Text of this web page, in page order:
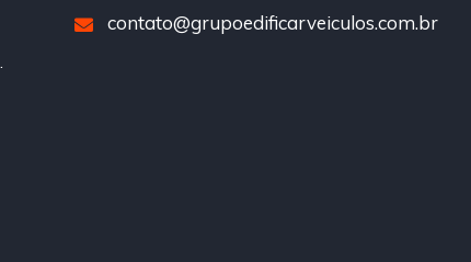
contato@grupoedificarveiculos.com.br